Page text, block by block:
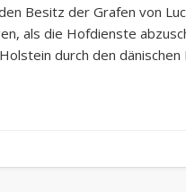
Besitz der Grafen von
als die Hofdienste
durch den